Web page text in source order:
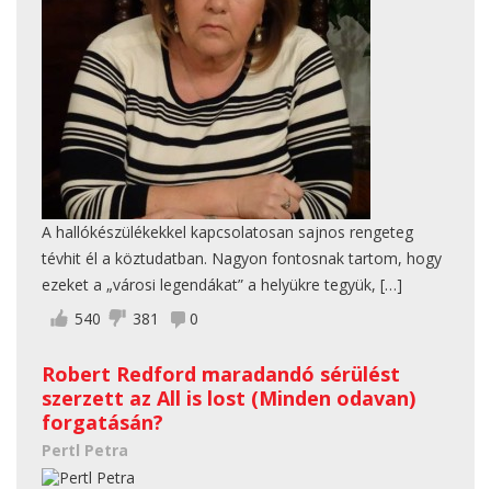
A hallókészülékekkel kapcsolatosan sajnos rengeteg
tévhit él a köztudatban. Nagyon fontosnak tartom, hogy
ezeket a „városi legendákat” a helyükre tegyük, […]
540
381 0
Robert Redford maradandó sérülést
szerzett az All is lost (Minden odavan)
forgatásán?
Pertl Petra